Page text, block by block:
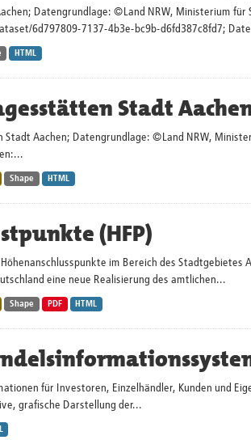
Datengrundlage: ©Land NRW, Ministerium für
6d797809-7137-4b3e-bc9b-d6fd387c8fd7;
HTML
Stadt
Stadt Aachen; Datengrundlage: ©Land NRW,
Shape HTML
(HFP)
Höhenanschlusspunkte im Bereich des Stadtgebietes
eine neue Realisierung des amtlichen...
Shape PDF HTML
für Investoren, Einzelhändler, Kunden und
grafische Darstellung der...